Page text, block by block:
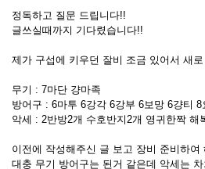
정독하고 질문 드립니다!!
글쓰실때까지 기다렸습니다!!
제가 구섭에 키우던 잘비 조금 있어서 새
무기 : 7마단 걍마족
방어구 : 6마투 6강각 6강부 6보망 6걍티
악세 : 2반방2개 수호반지2개 영귀한짝 해
이전에 작성해주신 글 보고 장비 준비하여
대충 무기 방어구는 된거 같은데 악세는